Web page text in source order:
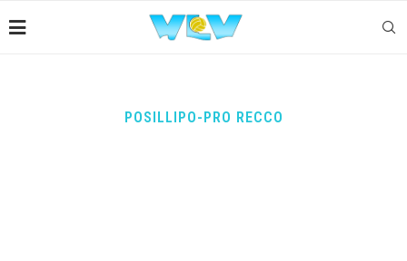
POSILLIPO-PRO RECCO